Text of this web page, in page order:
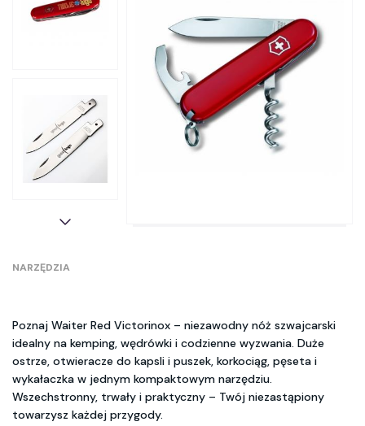
NARZĘDZIA
Poznaj Waiter Red Victorinox – niezawodny nóż szwajcarski
idealny na kemping, wędrówki i codzienne wyzwania. Duże
ostrze, otwieracze do kapsli i puszek, korkociąg, pęseta i
wykałaczka w jednym kompaktowym narzędziu.
Wszechstronny, trwały i praktyczny – Twój niezastąpiony
towarzysz każdej przygody.